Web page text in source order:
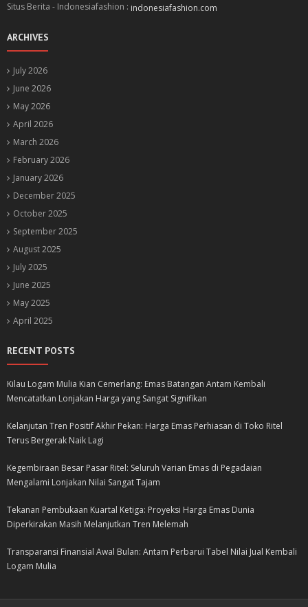
Situs Berita - Indonesiafashion : indonesiafashion.com
ARCHIVES
July 2026
June 2026
May 2026
April 2026
March 2026
February 2026
January 2026
December 2025
October 2025
September 2025
August 2025
July 2025
June 2025
May 2025
April 2025
RECENT POSTS
Kilau Logam Mulia Kian Cemerlang: Emas Batangan Antam Kembali
Mencatatkan Lonjakan Harga yang Sangat Signifikan
Kelanjutan Tren Positif Akhir Pekan: Harga Emas Perhiasan di Toko Ritel
Terus Bergerak Naik Lagi
Kegembiraan Besar Pasar Ritel: Seluruh Varian Emas di Pegadaian
Mengalami Lonjakan Nilai Sangat Tajam
Tekanan Pembukaan Kuartal Ketiga: Proyeksi Harga Emas Dunia
Diperkirakan Masih Melanjutkan Tren Melemah
Transparansi Finansial Awal Bulan: Antam Perbarui Tabel Nilai Jual Kembali
Logam Mulia